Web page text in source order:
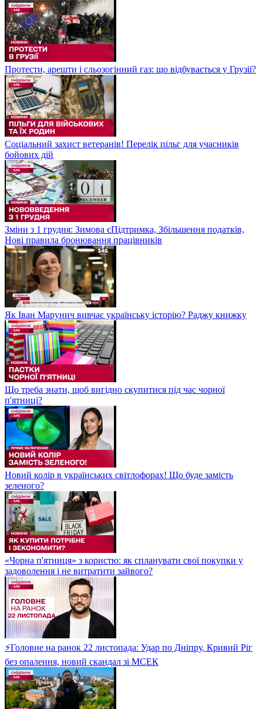
Протести, арешти і сльозогінний газ: що відбувається у Грузії?
Соціальний захист ветеранів! Перелік пільг для учасників
бойових дій
Зміни з 1 грудня: Зимова єПідтримка, Збільшення податків,
Нові правила бронювання працівників
Як Іван Марунич вивчає українську історію? Раджу книжку
Що треба знати, щоб вигідно скупитися під час чорної
п'ятниці?
Новий колір в українських світлофорах! Що буде замість
зеленого?
«Чорна п'ятниця» з користю: як спланувати свої покупки у
задоволення і не витратити зайвого?
⚡Головне на ранок 22 листопада: Удар по Дніпру, Кривий Ріг
без опалення, новий скандал зі МСЕК